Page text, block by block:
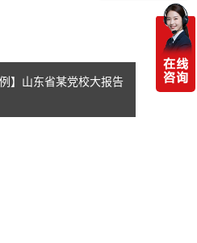
】山东省某党校大报告